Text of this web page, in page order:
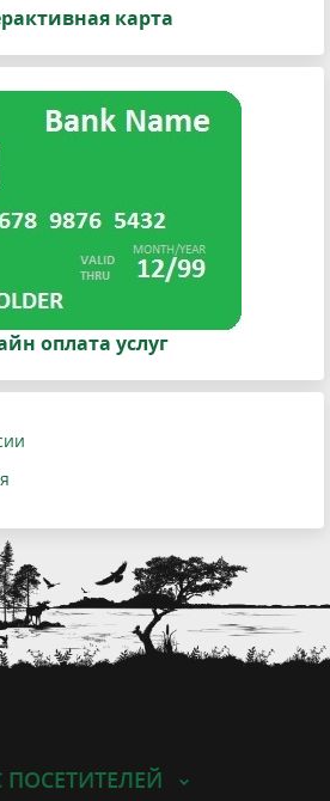
карта
оплата услуг